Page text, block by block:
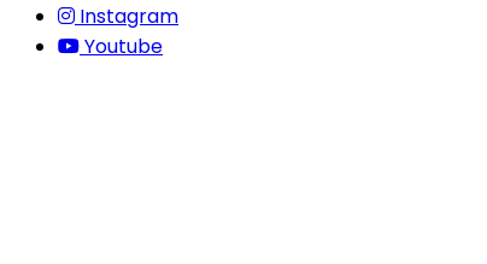
Instagram
Youtube